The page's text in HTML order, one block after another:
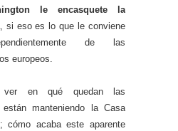
le encasquete la
, si eso es lo que le conviene
de las
europeos.
ver en qué quedan las
manteniendo la Casa
cómo acaba este aparente